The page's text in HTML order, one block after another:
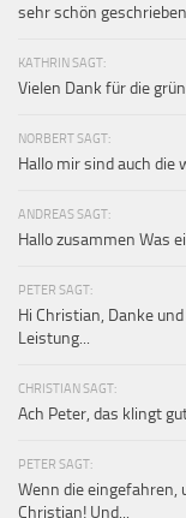
sehr schön
KATHRIN SAGT:
Vielen Dank für die
NORBERT SAGT:
Hallo mir sind auch die
ANDREAS SAGT:
Hallo zusammen Was
PETER SAGT:
Hi Christian, Danke
Leistung...
CHRISTIAN SAGT:
Ach Peter, das klingt
PETER SAGT:
Wenn die eingefahren,
Christian! Und...